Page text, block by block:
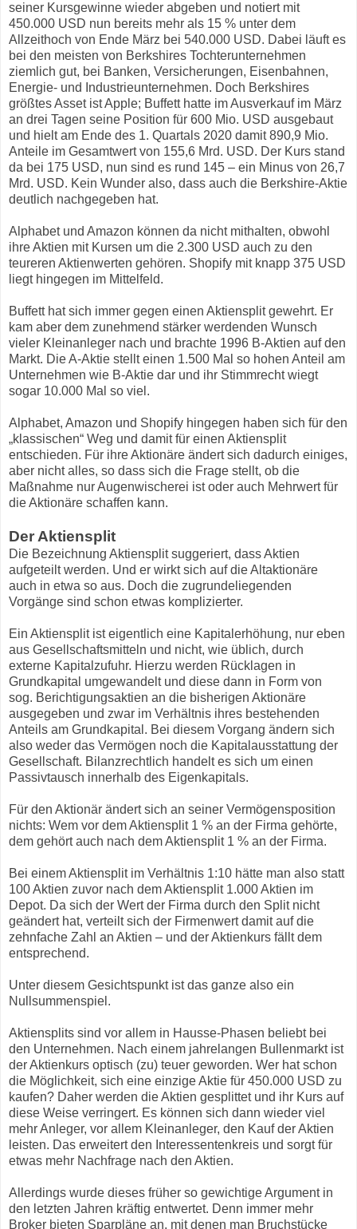
seiner Kursgewinne wieder abgeben und notiert mit
450.000 USD nun bereits mehr als 15 % unter dem
Allzeithoch von Ende März bei 540.000 USD. Dabei läuft es
bei den meisten von Berkshires Tochterunternehmen
ziemlich gut, bei Banken, Versicherungen, Eisenbahnen,
Energie- und Industrieunternehmen. Doch Berkshires
größtes Asset ist Apple; Buffett hatte im Ausverkauf im März
an drei Tagen seine Position für 600 Mio. USD ausgebaut
und hielt am Ende des 1. Quartals 2020 damit 890,9 Mio.
Anteile im Gesamtwert von 155,6 Mrd. USD. Der Kurs stand
da bei 175 USD, nun sind es rund 145 – ein Minus von 26,7
Mrd. USD. Kein Wunder also, dass auch die Berkshire-Aktie
deutlich nachgegeben hat.
Alphabet und Amazon können da nicht mithalten, obwohl
ihre Aktien mit Kursen um die 2.300 USD auch zu den
teureren Aktienwerten gehören. Shopify mit knapp 375 USD
liegt hingegen im Mittelfeld.
Buffett hat sich immer gegen einen Aktiensplit gewehrt. Er
kam aber dem zunehmend stärker werdenden Wunsch
vieler Kleinanleger nach und brachte 1996 B-Aktien auf den
Markt. Die A-Aktie stellt einen 1.500 Mal so hohen Anteil am
Unternehmen wie B-Aktie dar und ihr Stimmrecht wiegt
sogar 10.000 Mal so viel.
Alphabet, Amazon und Shopify hingegen haben sich für den
„klassischen“ Weg und damit für einen Aktiensplit
entschieden. Für ihre Aktionäre ändert sich dadurch einiges,
aber nicht alles, so dass sich die Frage stellt, ob die
Maßnahme nur Augenwischerei ist oder auch Mehrwert für
die Aktionäre schaffen kann.
Der Aktiensplit
Die Bezeichnung Aktiensplit suggeriert, dass Aktien
aufgeteilt werden. Und er wirkt sich auf die Altaktionäre
auch in etwa so aus. Doch die zugrundeliegenden
Vorgänge sind schon etwas komplizierter.
Ein Aktiensplit ist eigentlich eine Kapitalerhöhung, nur eben
aus Gesellschaftsmitteln und nicht, wie üblich, durch
externe Kapitalzufuhr. Hierzu werden Rücklagen in
Grundkapital umgewandelt und diese dann in Form von
sog. Berichtigungsaktien an die bisherigen Aktionäre
ausgegeben und zwar im Verhältnis ihres bestehenden
Anteils am Grundkapital. Bei diesem Vorgang ändern sich
also weder das Vermögen noch die Kapitalausstattung der
Gesellschaft. Bilanzrechtlich handelt es sich um einen
Passivtausch innerhalb des Eigenkapitals.
Für den Aktionär ändert sich an seiner Vermögensposition
nichts: Wem vor dem Aktiensplit 1 % an der Firma gehörte,
dem gehört auch nach dem Aktiensplit 1 % an der Firma.
Bei einem Aktiensplit im Verhältnis 1:10 hätte man also statt
100 Aktien zuvor nach dem Aktiensplit 1.000 Aktien im
Depot. Da sich der Wert der Firma durch den Split nicht
geändert hat, verteilt sich der Firmenwert damit auf die
zehnfache Zahl an Aktien – und der Aktienkurs fällt dem
entsprechend.
Unter diesem Gesichtspunkt ist das ganze also ein
Nullsummenspiel.
Aktiensplits sind vor allem in Hausse-Phasen beliebt bei
den Unternehmen. Nach einem jahrelangen Bullenmarkt ist
der Aktienkurs optisch (zu) teuer geworden. Wer hat schon
die Möglichkeit, sich eine einzige Aktie für 450.000 USD zu
kaufen? Daher werden die Aktien gesplittet und ihr Kurs auf
diese Weise verringert. Es können sich dann wieder viel
mehr Anleger, vor allem Kleinanleger, den Kauf der Aktien
leisten. Das erweitert den Interessentenkreis und sorgt für
etwas mehr Nachfrage nach den Aktien.
Allerdings wurde dieses früher so gewichtige Argument in
den letzten Jahren kräftig entwertet. Denn immer mehr
Broker bieten Sparpläne an, mit denen man Bruchstücke